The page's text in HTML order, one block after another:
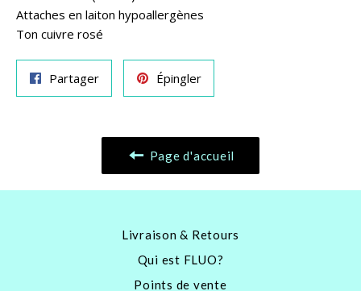
Attaches en laiton hypoallergènes
Ton cuivre rosé
PartagerPartager
sur
ÉpinglerÉpingler
sur
Page d'accueil
Livraison & Retours
Qui est FLUO?
Points de vente